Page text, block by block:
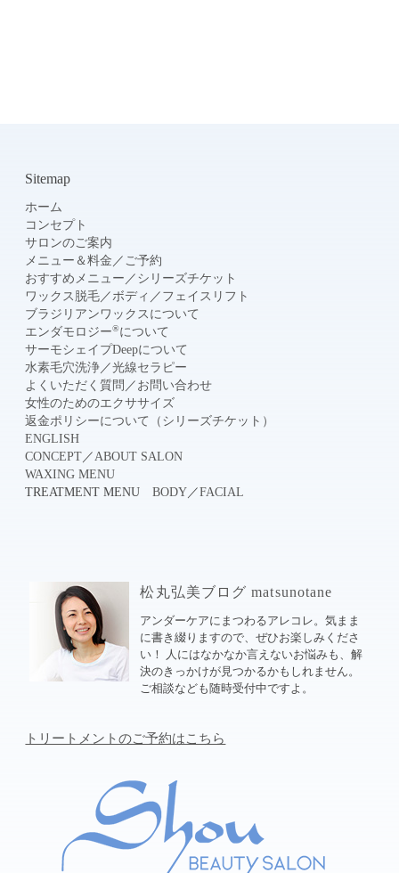
Sitemap
ホーム
コンセプト
サロンのご案内
メニュー＆料金 ／ ご予約
おすすめメニュー ／ シリーズチケット
ワックス脱毛 ／ ボディ ／ フェイスリフト
ブラジリアンワックスについて
エンダモロジー®について
サーモシェイプDeepについて
水素毛穴洗浄 ／光線セラピー
よくいただく質問 ／ お問い合わせ
女性のためのエクササイズ
返金ポリシーについて（シリーズチケット）
ENGLISH
CONCEPT ／ ABOUT SALON
WAXING MENU
TREATMENT MENUBODY ／FACIAL
松丸弘美ブログ matsunotane
アンダーケアにまつわるアレコレ。気まま
に書き綴りますので、ぜひお楽しみくださ
い！ 人にはなかなか言えないお悩みも、解
決のきっかけが見つかるかもしれません。
ご相談なども随時受付中ですよ。
トリートメントのご予約はこちら